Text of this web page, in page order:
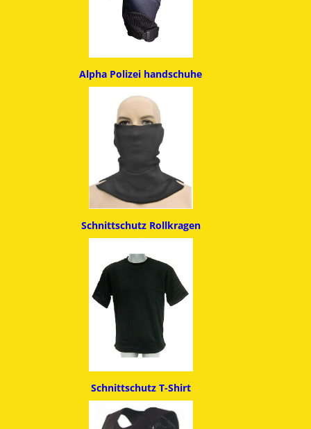
Alpha Polizei handschuhe
SchnittschutzRollkragen
Schnittschutz T-Shirt